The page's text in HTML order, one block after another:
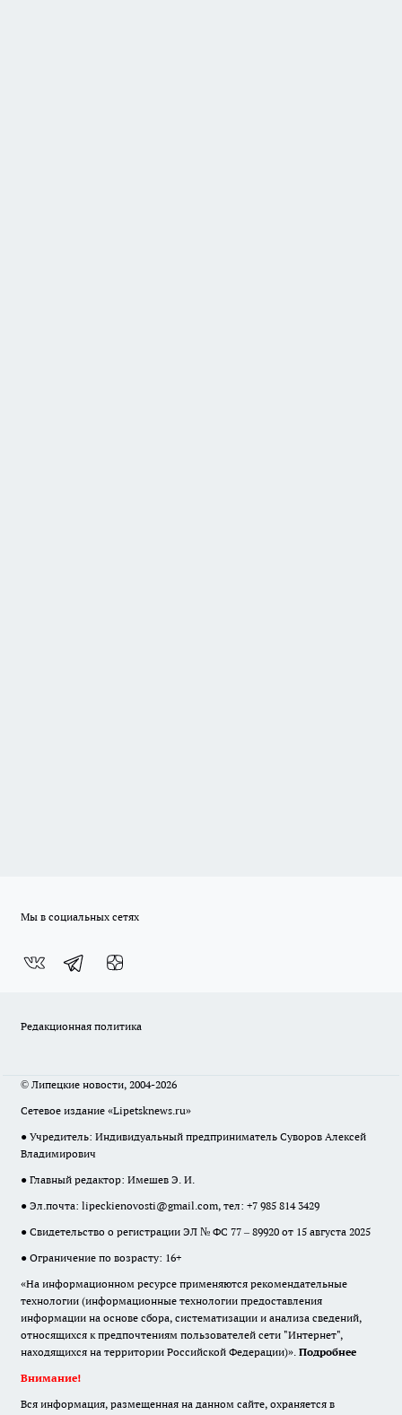
Мы в социальных сетях
Редакционная политика
© Липецкие новости, 2004-2026
Сетевое издание «Lipetsknews.ru»
● Учредитель: Индивидуальный предприниматель Суворов Алексей
Владимирович
● Главный редактор: Имешев Э. И.
● Эл.почта: lipeckienovosti@gmail.com, тел: +7 985 814 3429
● Свидетельство о регистрации ЭЛ № ФС 77 – 89920 от 15 августа 2025
● Ограничение по возрасту: 16+
«На информационном ресурсе применяются рекомендательные
технологии (информационные технологии предоставления
информации на основе сбора, систематизации и анализа сведений,
относящихся к предпочтениям пользователей сети "Интернет",
находящихся на территории Российской Федерации)». Подробнее
Внимание!
Вся информация, размещенная на данном сайте, охраняется в